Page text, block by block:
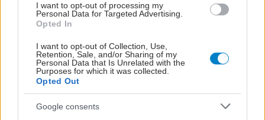
I want to opt-out of processing my
Personal Data for Targeted Advertising.
Opted In
I want to opt-out of Collection, Use,
Retention, Sale, and/or Sharing of my
Personal Data that Is Unrelated with the
Purposes for which it was collected.
Opted Out
Google consents